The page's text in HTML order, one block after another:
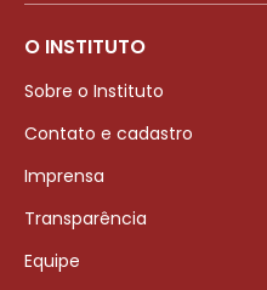
O INSTITUTO
Sobre o Instituto
Contato e cadastro
Imprensa
Transparência
Equipe